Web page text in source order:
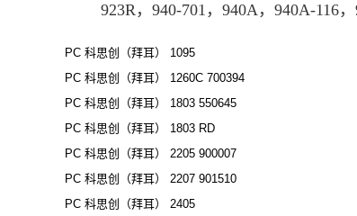
923R，940-701，940A，940A-116
PC 科思创（拜耳） 1095
PC 科思创（拜耳） 1260C 700394
PC 科思创（拜耳） 1803 550645
PC 科思创（拜耳） 1803 RD
PC 科思创（拜耳） 2205 900007
PC 科思创（拜耳） 2207 901510
PC 科思创（拜耳） 2405